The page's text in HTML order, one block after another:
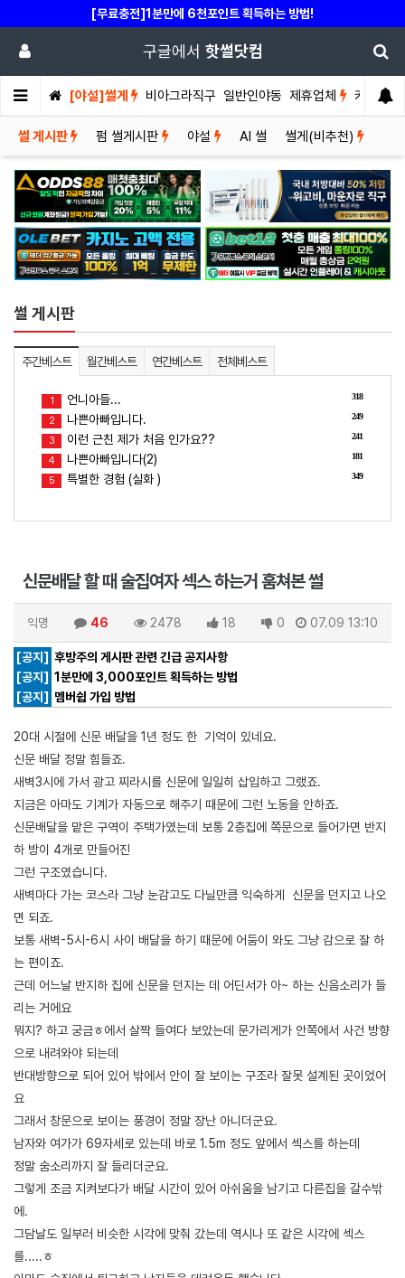
[무료충전]1분만에 6천포인트 획득하는 방법!
구글에서 핫썰닷컴
[야설]썰게 비아그라직구 일반인야동 제휴업체 커뮤니티
썰 게시판 펌 썰게시판 야설 AI 썰 썰게(비추천)
썰 게시판
주간베스트 월간베스트 연간베스트 전체베스트
318
1 언니아들...
249
2 나쁜아빠입니다.
241
3 이런 근친 제가 처음 인가요??
181
4 나쁜아빠입니다(2)
349
5 특별한 경험 (실화 )
신문배달 할 때 술집여자 섹스 하는거 훔쳐본 썰
익명 46 2478 18 0 07.09 13:10
[공지] 후방주의 게시판 관련 긴급 공지사항
[공지] 1분만에 3,000포인트 획득하는 방법
[공지]
멤버쉽 가입 방법
20대 시절에 신문 배달을 1년 정도 한 기억이 있네요.
신문 배달 정말 힘들죠.
새벽3시에 가서 광고 찌라시를 신문에 일일히 삽입하고 그랬죠.
지금은 아마도 기계가 자동으로 해주기 때문에 그런 노동을 안하죠.
신문배달을 맡은 구역이 주택가였는데 보통 2층집에 쪽문으로 들어가면 반지
하 방이 4개로 만들어진
그런 구조였습니다.
새벽마다 가는 코스라 그냥 눈감고도 다닐만큼 익숙하게 신문을 던지고 나오
면 되죠.
보통 새벽-5시-6시 사이 배달을 하기 때문에 어둠이 와도 그냥 감으로 잘 하
는 편이죠.
근데 어느날 반지하 집에 신문을 던지는 데 어딘서가 아~ 하는 신음소리가 들
리는 거에요
뭐지? 하고 궁금ㅎ에서 살짝 들여다 보았는데 문가리게가 안쪽에서 사건 방향
으로 내려와야 되는데
반대방향으로 되어 있어 밖에서 안이 잘 보이는 구조라 잘못 설계된 곳이었어
요
그래서 창문으로 보이는 풍경이 정말 장난 아니더군요.
남자와 여가가 69자세로 있는데 바로 1.5m 정도 앞에서 섹스를 하는데
정말 숨소리까지 잘 들리더군요.
그렇게 조금 지켜보다가 배달 시간이 있어 아쉬움을 남기고 다른집을 갈수밖
에.
그담날도 일부러 비슷한 시각에 맞춰 갔는데 역시나 또 같은 시각에 섹스
를.....ㅎ